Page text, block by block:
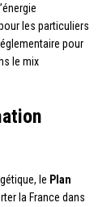
les particuliers
pour
le mix
le Plan
la France dans